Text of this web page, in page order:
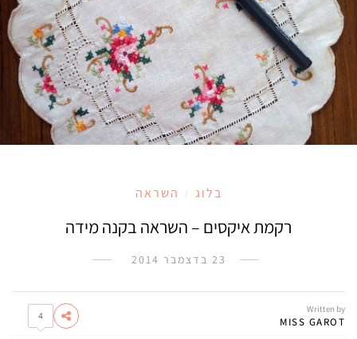
בלוג / השראה
רקמת איקסים – השראה בקנה מידה
23 בדצמבר 2014
Written by
MISS GAROT
4